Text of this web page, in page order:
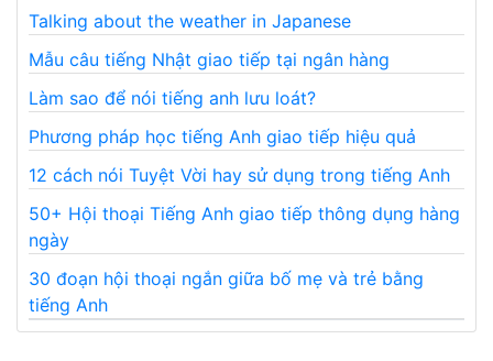
Talking about the weather in Japanese
Mẫu câu tiếng Nhật giao tiếp tại ngân hàng
Làm sao để nói tiếng anh lưu loát?
Phương pháp học tiếng Anh giao tiếp hiệu quả
12 cách nói Tuyệt Vời hay sử dụng trong tiếng Anh
50+ Hội thoại Tiếng Anh giao tiếp thông dụng hàng
ngày
30 đoạn hội thoại ngắn giữa bố mẹ và trẻ bằng
tiếng Anh